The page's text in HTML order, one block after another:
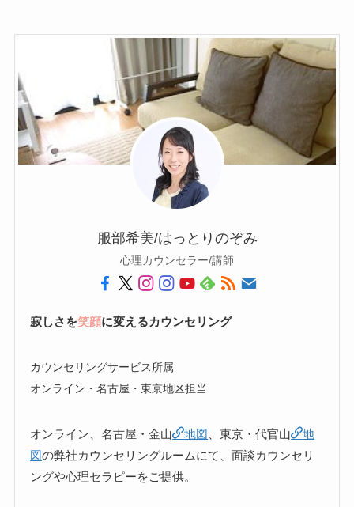
服部希美/はっとりのぞみ
心理カウンセラー/講師
寂しさを笑顔に変えるカウンセリング
カウンセリングサービス所属
オンライン・名古屋・東京地区担当
オンライン、名古屋・金山 地図 、東京・代官山
地
図の弊社カウンセリングルームにて、面談カウンセリ
ングや心理セラピーをご提供。